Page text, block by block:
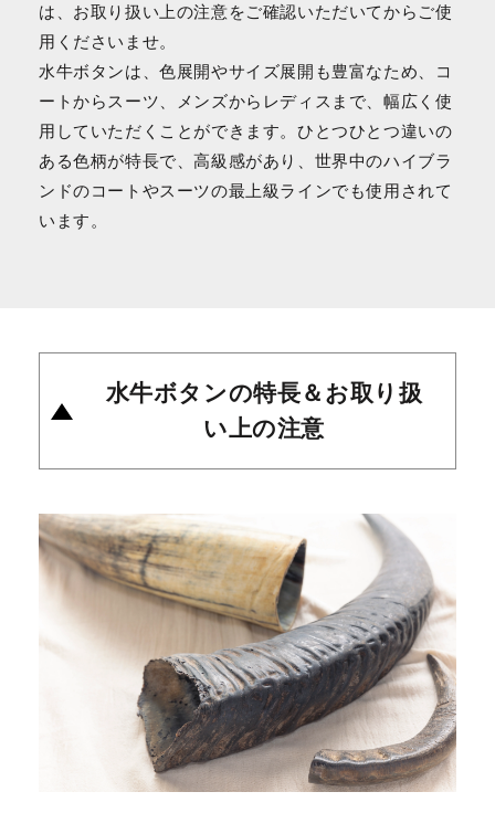
は、お取り扱い上の注意をご確認いただいてからご使
用くださいませ。
水牛ボタンは、色展開やサイズ展開も豊富なため、コ
ートからスーツ、メンズからレディスまで、幅広く使
用していただくことができます。ひとつひとつ違いの
ある色柄が特長で、高級感があり、世界中のハイブラ
ンドのコートやスーツの最上級ラインでも使用されて
います。
水牛ボタンの特長＆お取り扱
い上の注意